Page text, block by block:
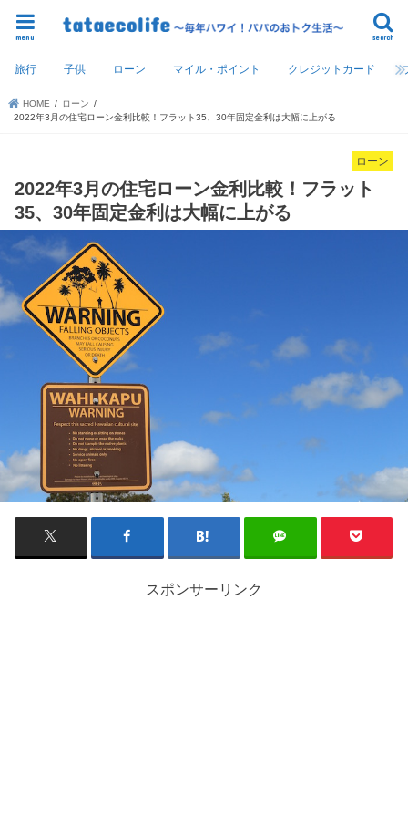
search
menu
旅行 子供 ローン マイル・ポイント クレジットカード
HOME
ローン
2022年3月の住宅ローン金利比較！フラット35、30年固定金利は大幅に上がる
ローン
2022年3月の住宅ローン金利比較！フラット
35、30年固定金利は大幅に上がる
スポンサーリンク